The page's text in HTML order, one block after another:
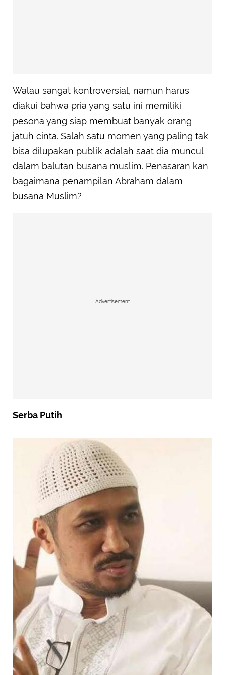
Walau sangat kontroversial, namun harus
diakui bahwa pria yang satu ini memiliki
pesona yang siap membuat banyak orang
jatuh cinta. Salah satu momen yang paling tak
bisa dilupakan publik adalah saat dia muncul
dalam balutan busana muslim. Penasaran kan
bagaimana penampilan Abraham dalam
busana Muslim?
Advertisement
Serba Putih